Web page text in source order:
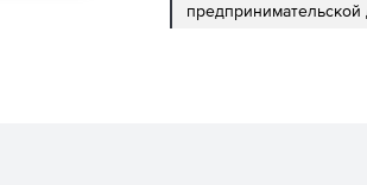
предпринимательской